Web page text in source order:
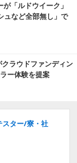
「ルドウイーク」
ュなど全部無し」で
ラウドファンディン
ー体験を提案
スター/寮・社